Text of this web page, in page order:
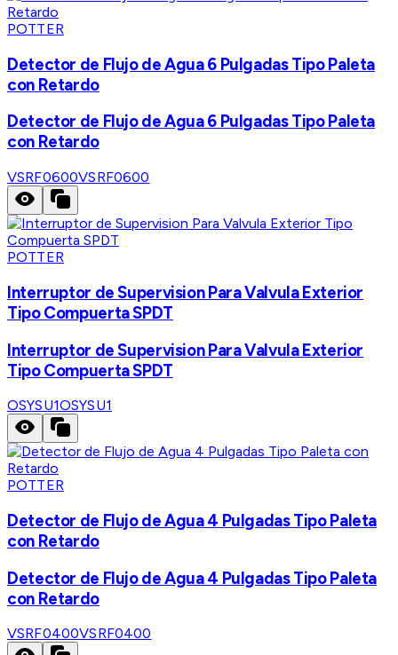
POTTER
Detector de Flujo de Agua 6 Pulgadas Tipo Paleta
con Retardo
Detector de Flujo de Agua 6 Pulgadas Tipo Paleta
con Retardo
VSRF0600VSRF0600
POTTER
Interruptor de Supervision Para Valvula Exterior
Tipo Compuerta SPDT
Interruptor de Supervision Para Valvula Exterior
Tipo Compuerta SPDT
OSYSU1OSYSU1
POTTER
Detector de Flujo de Agua 4 Pulgadas Tipo Paleta
con Retardo
Detector de Flujo de Agua 4 Pulgadas Tipo Paleta
con Retardo
VSRF0400VSRF0400